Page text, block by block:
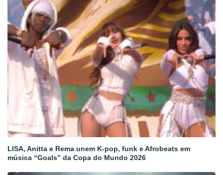
LISA, Anitta e Rema unem K-pop, funk e Afrobeats em
música “Goals” da Copa do Mundo 2026